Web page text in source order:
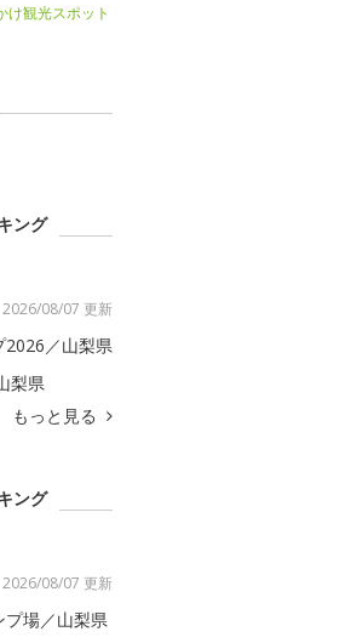
け観光スポット
ング
2026/08/07 更新
2026／山梨県
梨県
もっと見る
ング
2026/08/07 更新
プ場／山梨県